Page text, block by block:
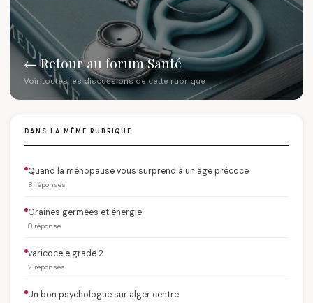
← Retour au forum Santé
Voir toutes les discussions de cette rubrique
DANS LA MÊME RUBRIQUE
Quand la ménopause vous surprend à un âge précoce
8 réponses
Graines germées et énergie
0 réponse
varicocele grade 2
2 réponses
Un bon psychologue sur alger centre